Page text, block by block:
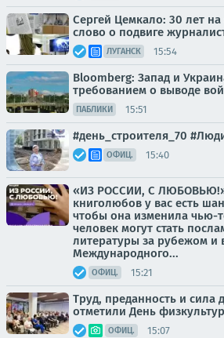
Сергей Цемкало: 30 лет
слово о подвиге
ЛУГАНСК 15:54
Bloomberg: Запад и
требованием о выводе
ПАБЛИКИ 15:51
#день_строителя_70
ОФИЦ. 15:40
«ИЗ РОССИИ, С
книголюбов у вас есть
чтобы она изменила чью-
человек могут стать
литературы за рубежом и
Международного...
ОФИЦ. 15:21
Труд, преданность и сила
отметили День
ОФИЦ. 15:07